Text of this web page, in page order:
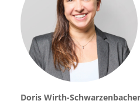
Doris Wirth-Schwarzenbacher